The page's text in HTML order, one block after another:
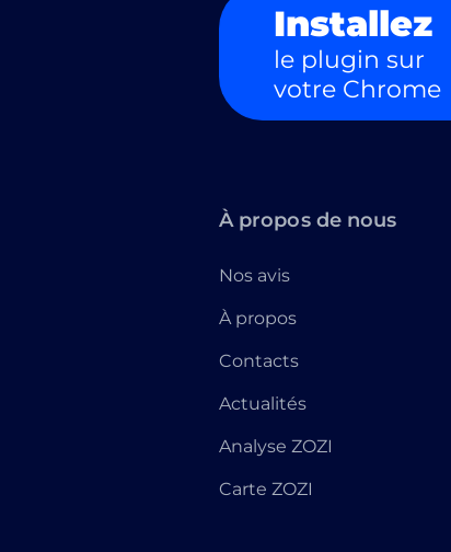
Installez
le plugin sur
votre Chrome
À propos de nous
Nos avis
À propos
Contacts
Actualités
Analyse ZOZI
Carte ZOZI